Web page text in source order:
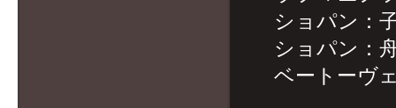
ショパン：
ショパン：
ベートーヴ